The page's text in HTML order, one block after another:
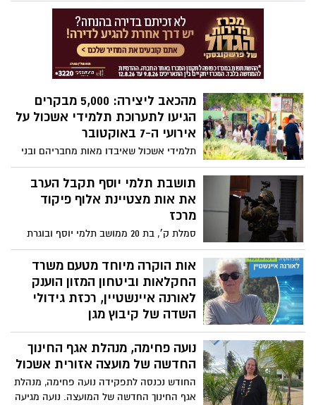
משפחות להשתלב בקהילה. המשפחות
המצטרפות ישלמו בתקופת המועמדות
שכירות במחיר אטרקטיבי, עד לאפשרות
להמשך תהליך קליטה מלא וחברות בקיבוץ.
מהכאב ליצירה: 5,000 מבקרים
הגיעו לתערוכת תלמידי אשכול על
אירועי ה-7 באוקטובר
תלמידי אשכול שאיבדו מאות מחבריהם ובני
משפחתם חוזרים אל אירועי ה7 באוקטובר
דרך האמנות: למעלה מ-5,000 איש הגיעו
לתערוכת ענק באשכול שהציגה שנה של
התמודדות עם הכאב
תושבת תלמי יוסף תקבל הערב
את אות מצטיינת אלוף פיקוד
מרכז
סמלת ק׳, בת 20 ממושב תלמי יוסף ובוגרת
מערכת החינוך באשכול, תקבל הערב את אות
מצטיינת אלוף פיקוד מרכז.
אות הוקרה מיוחד מטעם משרד
החקלאות וביטחון המזון הוענק
לאורנה איינשטיין, רכזת גידולי
השדה של קיבוץ מגן
אות הוקרה מיוחד מטעם משרד החקלאות
וביטחון המזון הוענק לאורנה איינשטיין, רכזת
גידולי השדה של קיבוץ מגן, על מנהיגות,
מסירות יוצאת דופן ותרומה משמעותית
נועה פחימה, מנהלת אגף החינוך
החדשה של מועצה אזורית אשכול
החודש נכנסה לתפקידה נועה פחימה, מנהלת
אגף החינוך החדשה של המועצה. נועה מגיעה